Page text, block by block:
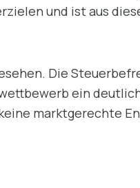
und ist aus
Die
ein
marktgerechte